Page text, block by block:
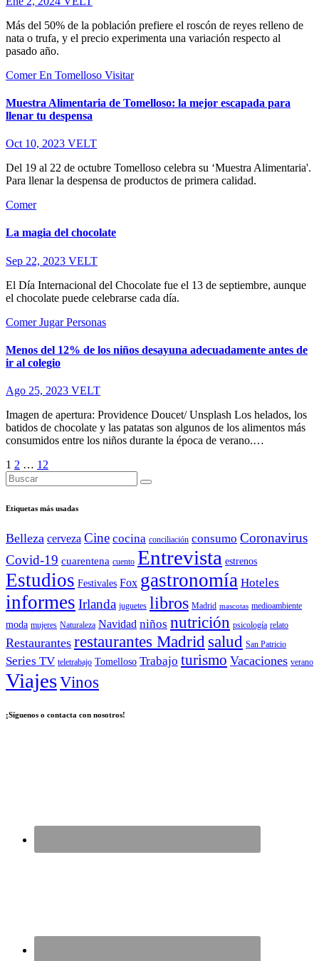
Más del 50% de la población prefiere el roscón de reyes relleno de
nata o trufa, y el precio experimenta una variación respecto al
pasado año.
ComerEn Tomelloso Visitar
Muestra Alimentaria de Tomelloso: la mejor escapada para
llenar tu despensa
Oct 10, 2023 VELT
Del 19 al 22 de octubre Tomelloso celebra su ‘Muestra Alimentaria'.
Para llenar la despensa de productos de primera calidad.
Comer
La magia del chocolate
Sep 22, 2023 VELT
El Día Internacional del Chocolate fue el 13 de septiembre, aunque
el chocolate puede celebrarse cada día.
ComerJugarPersonas
Menos del 12% de los niños desayuna adecuadamente antes de
ir al colegio
Ago 25, 2023 VELT
Imagen de apertura: Providence Doucet/ Unsplash Los helados, los
batidos de chocolate y las patatas son algunos de los alimentos más
consumidos entre los niños durante la época de verano.…
Paginación
de
entradas
1 2 … 12
Etiquetas más usadas
Belleza cerveza Cine cocina conciliación consumo Coronavirus
Covid-19 cuarentena cuento Entrevista estrenos
Estudios Festivales Fox gastronomía Hoteles
informes Irlanda juguetes libros Madrid mascotas medioambiente
moda mujeres Naturaleza Navidad niños nutrición psicología relato
Restaurantes restaurantes Madrid salud San Patricio
Series TV teletrabajo Tomelloso Trabajo turismo Vacaciones verano
ViajesVinos
¡Síguenos o contacta con nosotros!